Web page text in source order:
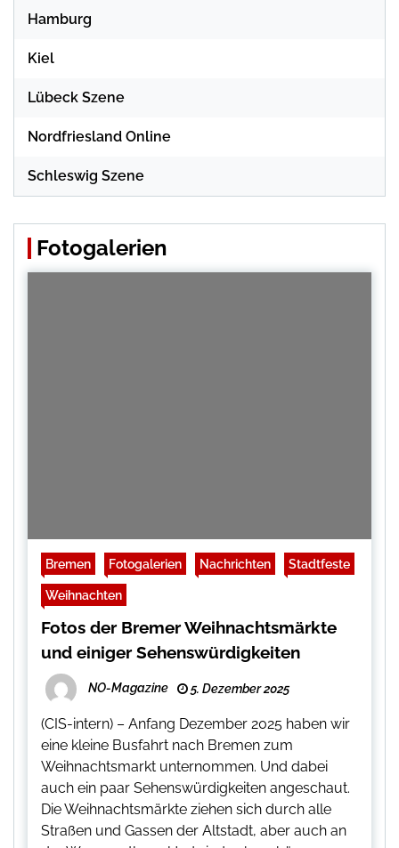
Hamburg
Kiel
Lübeck Szene
Nordfriesland Online
Schleswig Szene
Fotogalerien
Bremen Fotogalerien Nachrichten Stadtfeste
Weihnachten
Fotos der Bremer Weihnachtsmärkte
und einiger Sehenswürdigkeiten
NO-Magazine 5. Dezember 2025
(CIS-intern) – Anfang Dezember 2025 haben wir
eine kleine Busfahrt nach Bremen zum
Weihnachtsmarkt unternommen. Und dabei
auch ein paar Sehenswürdigkeiten angeschaut.
Die Weihnachtsmärkte ziehen sich durch alle
Straßen und Gassen der Altstadt, aber auch an